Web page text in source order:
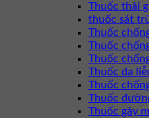
Thuốc thải
thuốc sát
Thuốc
Thuốc
Thuốc
Thuốc da
Thuốc
Thuốc
Thuốc gây